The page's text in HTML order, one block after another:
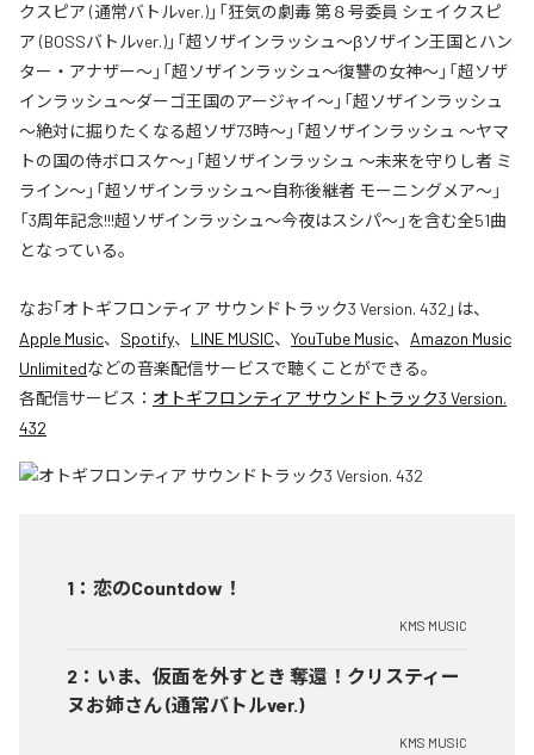
クスピア (通常バトルver.)」「狂気の劇毒 第８号委員 シェイクスピ
ア (BOSSバトルver.)」「超ソザインラッシュ～βソザイン王国とハン
ター・アナザー～」「超ソザインラッシュ～復讐の女神～」「超ソザ
インラッシュ～ダーゴ王国のアージャイ～」「超ソザインラッシュ
～絶対に掘りたくなる超ソザ73時～」「超ソザインラッシュ ～ヤマ
トの国の侍ボロスケ～」「超ソザインラッシュ ～未来を守りし者 ミ
ライン～」「超ソザインラッシュ～自称後継者 モーニングメア～」
「3周年記念!!!超ソザインラッシュ～今夜はスシパ～」を含む全51曲
となっている。
なお「オトギフロンティア サウンドトラック3 Version. 432 」は、
Apple Music、 Spotify、 LINE MUSIC、 YouTube Music、 Amazon Music
Unlimitedなどの音楽配信サービスで聴くことができる。
各配信サービス： オトギフロンティア サウンドトラック3 Version.
432
1 ： 恋のCountdow！
KMS MUSIC
2 ： いま、仮面を外すとき 奪還！クリスティー
ヌお姉さん (通常バトルver.)
KMS MUSIC